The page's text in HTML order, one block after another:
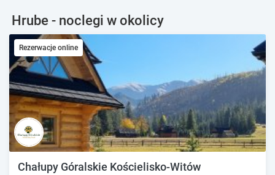
Hrube - noclegi w okolicy
Rezerwacje online
Chałupy Góralskie Kościelisko-Witów